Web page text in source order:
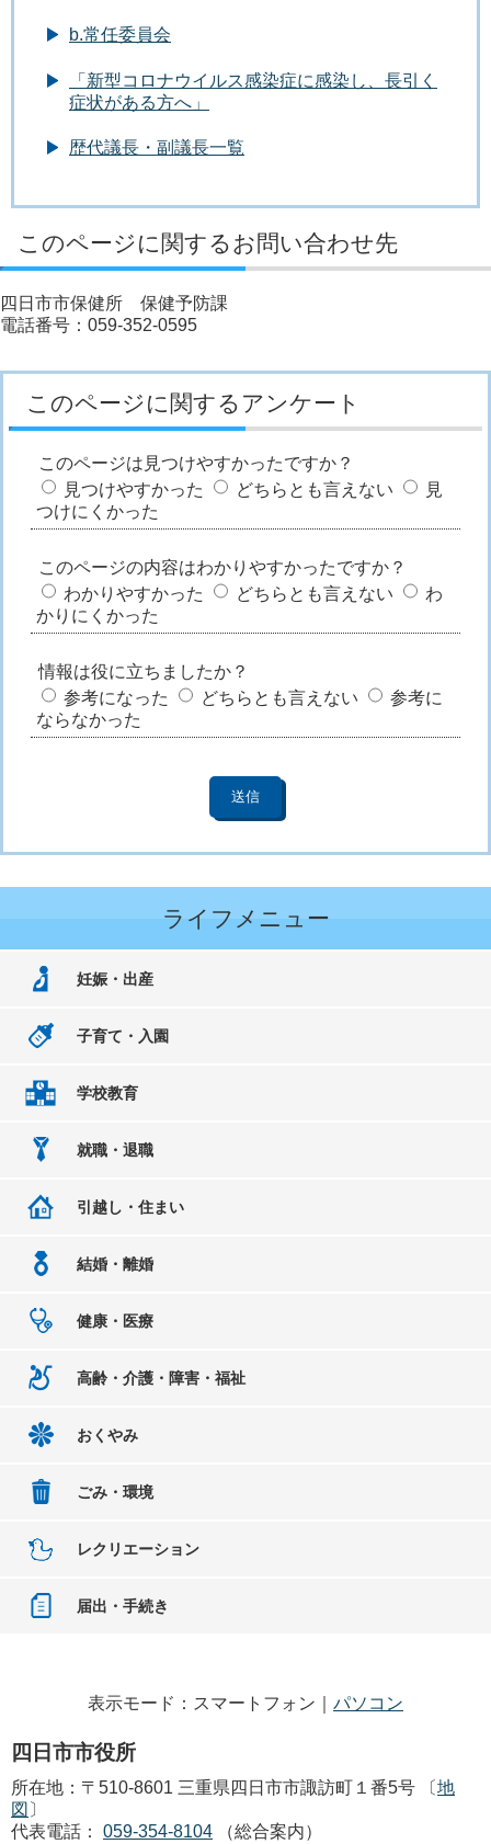
b.常任委員会
「新型コロナウイルス感染症に感染し、長引く
症状がある方へ」
歴代議長・副議長一覧
このページに関するお問い合わせ先
四日市市保健所 保健予防課
電話番号：059-352-0595
このページに関するアンケート
このページは見つけやすかったですか？
見つけやすかった
どちらとも言えない
見
つけにくかった
このページの内容はわかりやすかったですか？
わかりやすかった
どちらとも言えない
わ
かりにくかった
情報は役に立ちましたか？
参考になった
どちらとも言えない
参考に
ならなかった
ライフメニュー
妊娠・出産
子育て・入園
学校教育
就職・退職
引越し・住まい
結婚・離婚
健康・医療
高齢・介護・障害・福祉
おくやみ
ごみ・環境
レクリエーション
届出・手続き
表示モード：スマートフォン｜ パソコン
四日市市役所
所在地：〒510-8601 三重県四日市市諏訪町１番5号 〔地
図 〕
代表電話：
059-354-8104
（総合案内）